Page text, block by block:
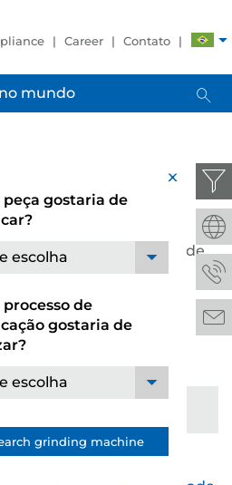
Career Contato
mundo
x
peça gostaria de
escolha
processo de
gostaria de
escolha
grinding machine
comando, localização de